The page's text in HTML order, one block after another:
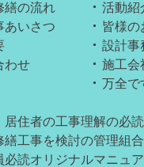
【セミナー】
【セミナー】新
【セミナー】
【セミナー】千
夏季休業のお知
繕の流れ
あいさつ
わせ
活動紹
皆様
設計事
施工会
万全
居住者の工事理解の必
繕工事を検討の管理組
必読オリジナルマニュ